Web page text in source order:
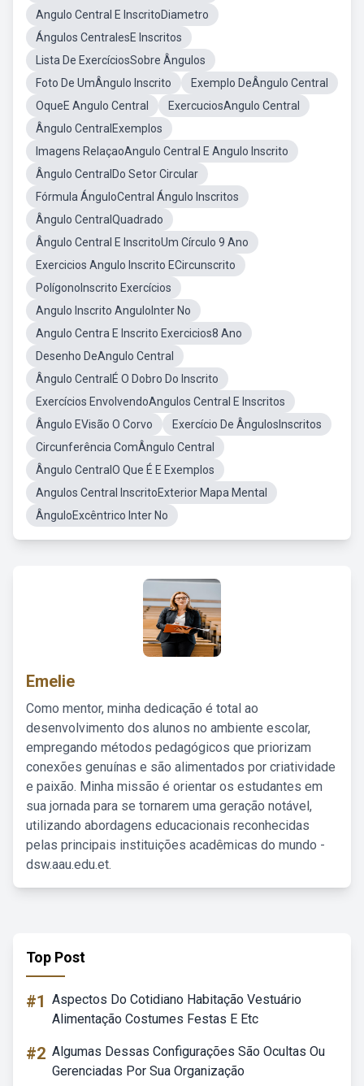
Angulo Central E InscritoDiametro
Ángulos CentralesE Inscritos
Lista De ExercíciosSobre Ângulos
Foto De UmÂngulo Inscrito
Exemplo DeÂngulo Central
OqueE Angulo Central
ExercuciosAngulo Central
Ângulo CentralExemplos
Imagens RelaçaoAngulo Central E Angulo Inscrito
Ângulo CentralDo Setor Circular
Fórmula ÁnguloCentral Ángulo Inscritos
Ângulo CentralQuadrado
Ângulo Central E InscritoUm Círculo 9 Ano
Exercicios Angulo Inscrito ECircunscrito
PolígonoInscrito Exercícios
Angulo Inscrito AnguloInter No
Angulo Centra E Inscrito Exercicios8 Ano
Desenho DeAngulo Central
Ângulo CentralÉ O Dobro Do Inscrito
Exercícios EnvolvendoAngulos Central E Inscritos
Ângulo EVisão O Corvo
Exercício De ÂngulosInscritos
Circunferência ComÂngulo Central
Ângulo CentralO Que É E Exemplos
Angulos Central InscritoExterior Mapa Mental
ÂnguloExcêntrico Inter No
Emelie
Como mentor, minha dedicação é total ao
desenvolvimento dos alunos no ambiente escolar,
empregando métodos pedagógicos que priorizam
conexões genuínas e são alimentados por criatividade
e paixão. Minha missão é orientar os estudantes em
sua jornada para se tornarem uma geração notável,
utilizando abordagens educacionais reconhecidas
pelas principais instituições acadêmicas do mundo -
dsw.aau.edu.et.
Top Post
#1 Aspectos Do Cotidiano Habitação Vestuário
Alimentação Costumes Festas E Etc
#2 Algumas Dessas Configurações São Ocultas Ou
Gerenciadas Por Sua Organização